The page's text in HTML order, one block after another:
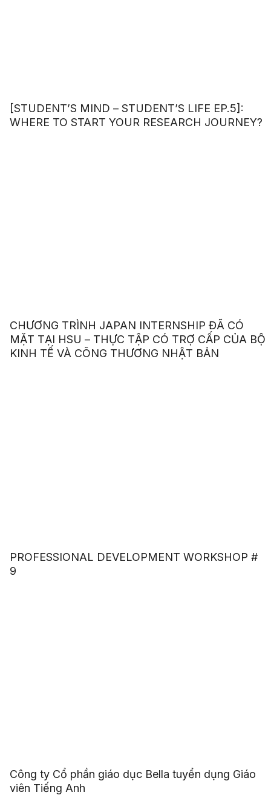
[STUDENT’S MIND – STUDENT’S LIFE EP.5]:
WHERE TO START YOUR RESEARCH JOURNEY?
CHƯƠNG TRÌNH JAPAN INTERNSHIP ĐÃ CÓ
MẶT TẠI HSU – THỰC TẬP CÓ TRỢ CẤP CỦA BỘ
KINH TẾ VÀ CÔNG THƯƠNG NHẬT BẢN
PROFESSIONAL DEVELOPMENT WORKSHOP #
9
Công ty Cổ phần giáo dục Bella tuyển dụng Giáo
viên Tiếng Anh